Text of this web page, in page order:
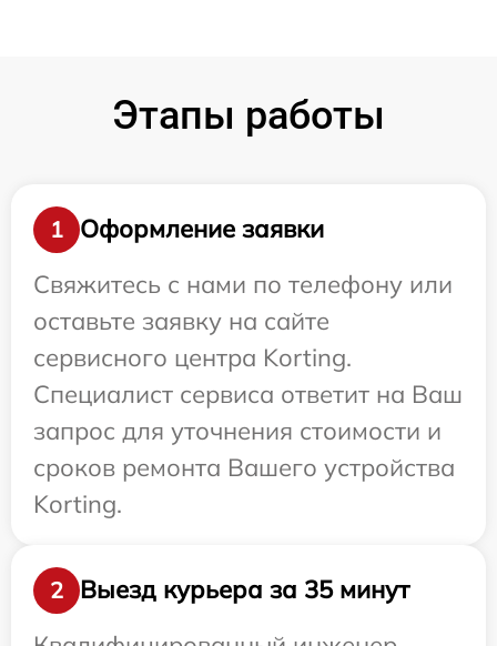
Этапы работы
1
Оформление заявки
Свяжитесь с нами по телефону или
оставьте заявку на сайте
сервисного центра Korting.
Специалист сервиса ответит на Ваш
запрос для уточнения стоимости и
сроков ремонта Вашего устройства
Korting.
2
Выезд курьера за 35 минут